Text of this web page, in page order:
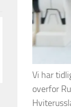
Vi har
overfor